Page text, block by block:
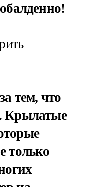
тем, что
Крылатые
только